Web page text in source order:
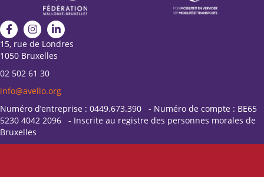
15, rue de Londres
1050 Bruxelles
02 502 61 30
info@avello.org
Numéro d’entreprise : 0449.673.390 - Numéro de compte : BE65
5230 4042 2096 - Inscrite au registre des personnes morales de
Bruxelles